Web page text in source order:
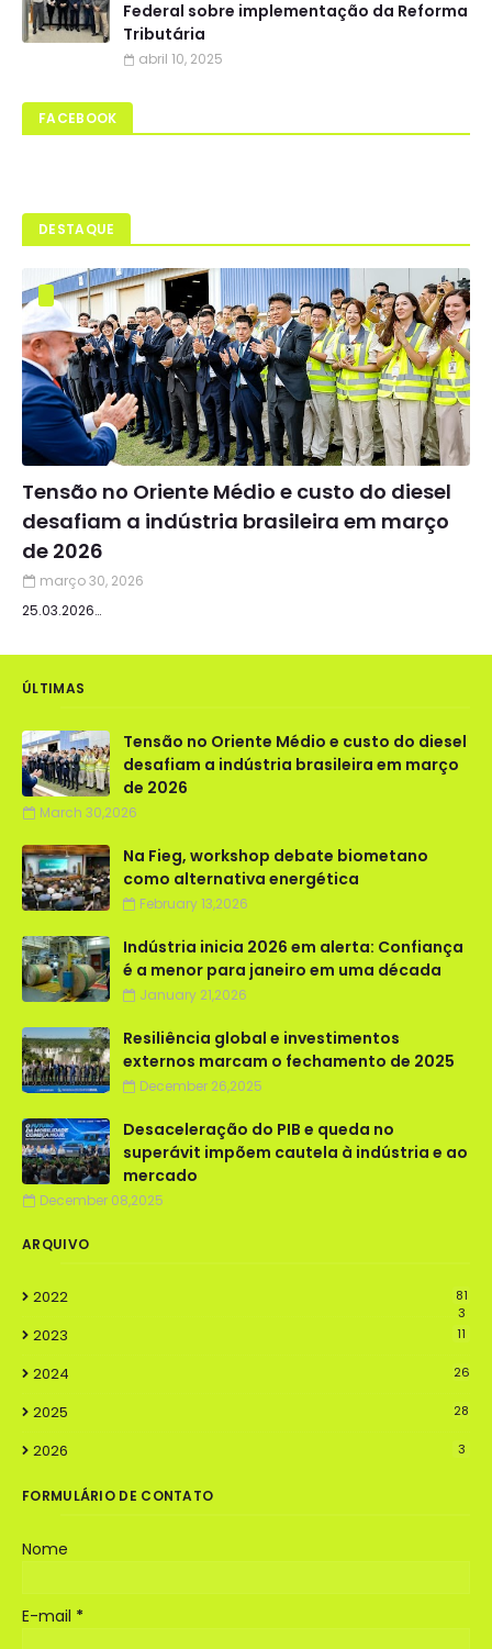
Federal sobre implementação da Reforma
Tributária
abril 10, 2025
FACEBOOK
DESTAQUE
Tensão no Oriente Médio e custo do diesel
desafiam a indústria brasileira em março
de 2026
março 30, 2026
25.03.2026…
ÚLTIMAS
Tensão no Oriente Médio e custo do diesel
desafiam a indústria brasileira em março
de 2026
March 30,2026
Na Fieg, workshop debate biometano
como alternativa energética
February 13,2026
Indústria inicia 2026 em alerta: Confiança
é a menor para janeiro em uma década
January 21,2026
Resiliência global e investimentos
externos marcam o fechamento de 2025
December 26,2025
Desaceleração do PIB e queda no
superávit impõem cautela à indústria e ao
mercado
December 08,2025
ARQUIVO
2022
81
3
2023 11
2024 26
2025 28
2026 3
FORMULÁRIO DE CONTATO
Nome
E-mail *